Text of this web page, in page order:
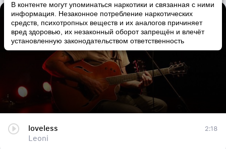
В контенте могут упоминаться наркотики и связанная с ними
информация. Незаконное потребление наркотических
средств, психотропных веществ и их аналогов причиняет
вред здоровью, их незаконный оборот запрещён и влечёт
установленную законодательством ответственность
loveless
Leoni
loveless
Leoni
2:18